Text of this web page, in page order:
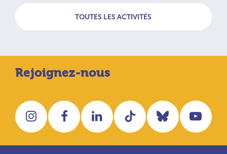
TOUTES LES ACTIVITÉS
Rejoignez-nous
InstagramFacebookLinkedInTiktok Bluesky